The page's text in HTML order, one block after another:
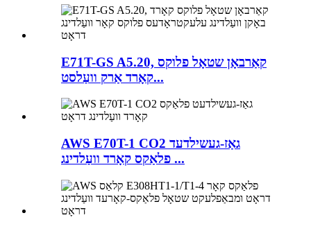
E71T-GS A5.20, קאַרבאָן שטאָל פלוקס
קאָרד אַרק וועַלסט...
AWS E70T-1 CO2 גאַז-געשילדעד
פלאַקס קאָרד וועַלדינג ...